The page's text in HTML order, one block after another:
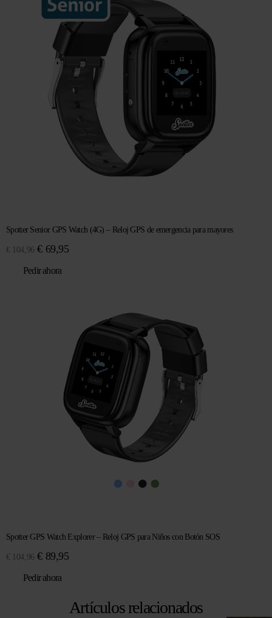
Spotter Senior GPS Watch (4G) – Reloj GPS de emergencia para mayores
€ 104,96 El
original
€ 69,95El
Pedir ahora
Spotter GPS Watch Explorer – Reloj GPS para Niños con Botón SOS
€ 104,96 El
original
€ 104,96.
€ 89,95El
€ 89,95.
Pedir ahora
Artículos relacionados